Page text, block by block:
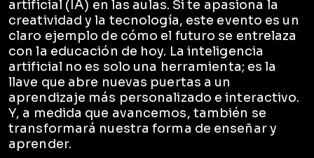
artificial (IA) en las aulas. Si te apasiona la
creatividad y la tecnología, este evento es un
claro ejemplo de cómo el futuro se entrelaza
con la educación de hoy. La inteligencia
artificial no es solo una herramienta; es la
llave que abre nuevas puertas a un
aprendizaje más personalizado e interactivo.
Y, a medida que avancemos, también se
transformará nuestra forma de enseñar y
aprender.